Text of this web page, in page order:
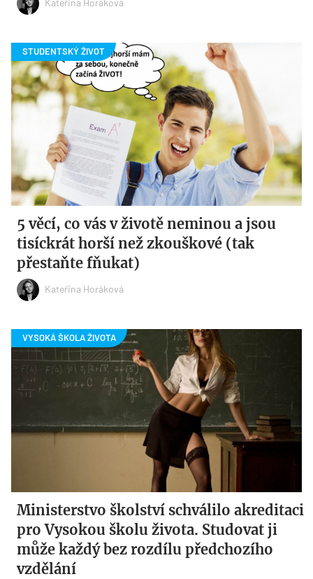
5 věcí, co vás v životě neminou a jsou
tisíckrát horší než zkouškové (tak
přestaňte fňukat)
Kateřina Horáková
Ministerstvo školství schválilo akreditaci
pro Vysokou školu života. Studovat ji
může každý bez rozdílu předchozího
vzdělání